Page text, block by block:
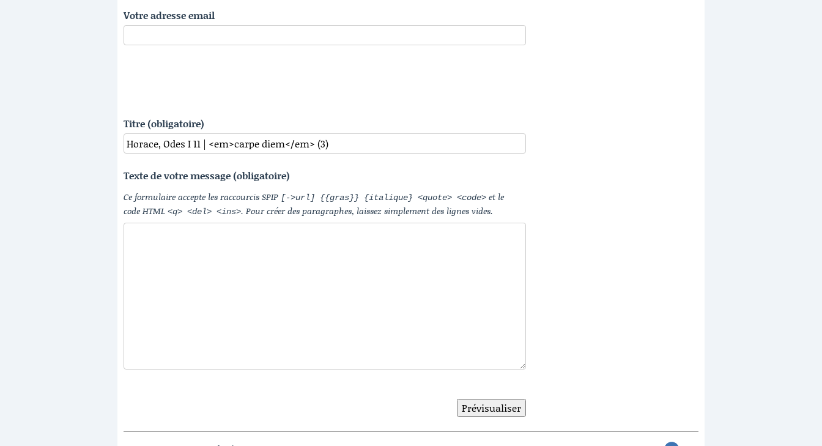
Votre adresse email
Titre (obligatoire)
Texte de votre message (obligatoire)
Ce formulaire accepte les raccourcis SPIP [->url] {{gras}} {italique} <quote> <code> et le
code HTML <q> <del> <ins>. Pour créer des paragraphes, laissez simplement des lignes vides.